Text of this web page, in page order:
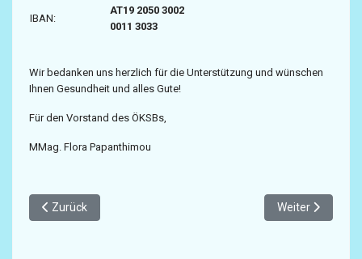
IBAN:
AT19 2050 3002
0011 3033
Wir bedanken uns herzlich für die Unterstützung und wünschen
Ihnen Gesundheit und alles Gute!
Für den Vorstand des ÖKSBs,
MMag. Flora Papanthimou
Vorheriger Beitrag: Leitung des Österreichischen
Zurück Nächster
Weiter